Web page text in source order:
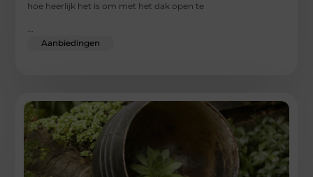
hoe heerlijk het is om met het dak open te
Aanbiedingen